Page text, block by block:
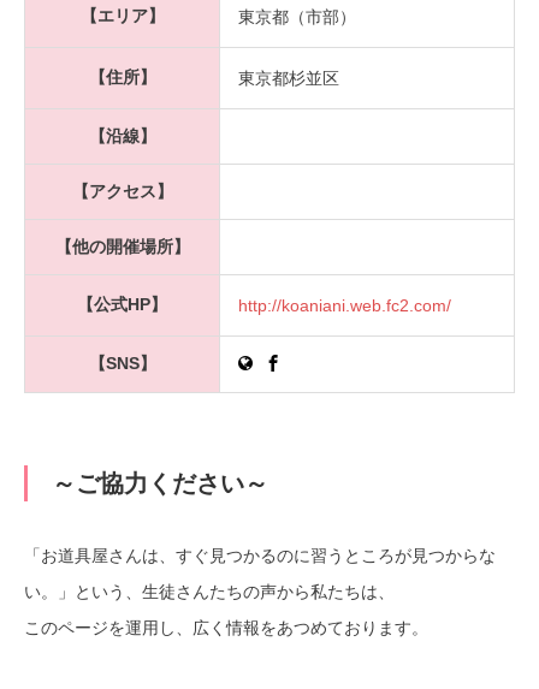
【エリア】 東京都（市部）
【住所】 東京都杉並区
【沿線】
【アクセス】
【他の開催場所】
【公式HP】 http://koaniani.web.fc2.com/
【SNS】
～ご協力ください～
「お道具屋さんは、すぐ見つかるのに習うところが見つからな
い。」という、生徒さんたちの声から私たちは、
このページを運用し、広く情報をあつめております。